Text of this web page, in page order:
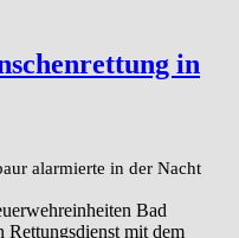
in
alarmierte in der Nacht
Bad
mit dem